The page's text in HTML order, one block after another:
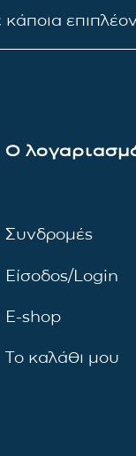
κάποια
Ο
Συνδρομές
Είσοδος/Login
E-shop
Το καλάθι μου